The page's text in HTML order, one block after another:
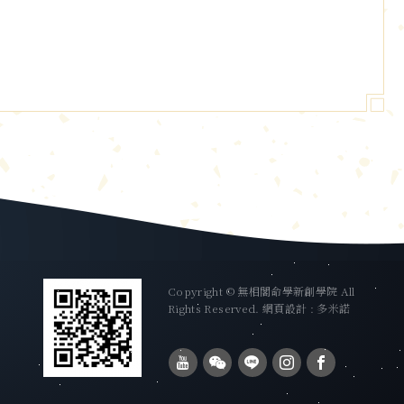
Copyright © 無相閣命學新創學院 All
Rights Reserved. 網頁設計 : 多米諾